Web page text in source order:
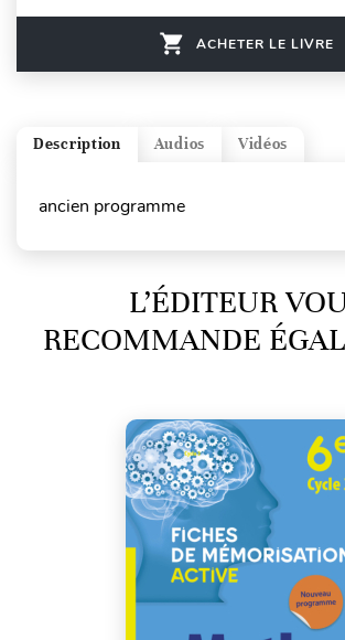
ACHETER LE LIVRE
Vidéos
Audios
Description
ancien programme
L’ÉDITEUR
RECOMMANDE